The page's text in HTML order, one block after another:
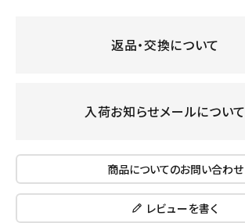
返品・交換について
入荷お知らせメールについて
商品についてのお問い合わせ
レビューを書く